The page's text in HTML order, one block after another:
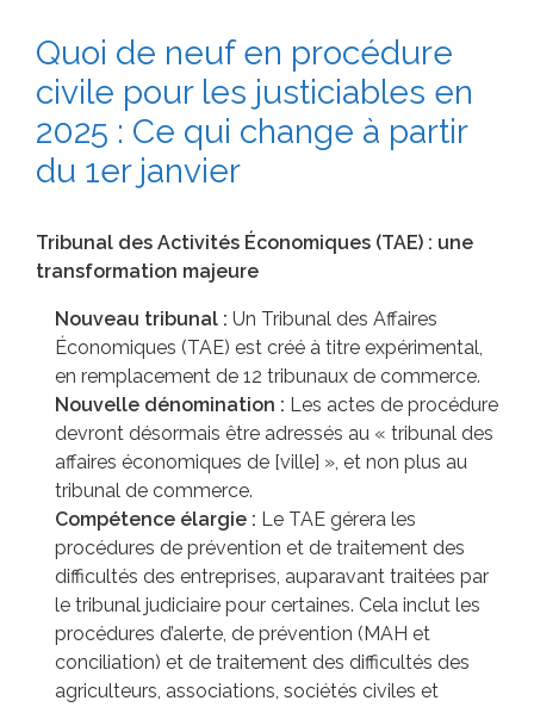
Quoi de neuf en procédure
civile pour les justiciables en
2025 : Ce qui change à partir
du 1er janvier
Tribunal des Activités Économiques (TAE) : une
transformation majeure
Nouveau tribunal : Un Tribunal des Affaires
Économiques (TAE) est créé à titre expérimental,
en remplacement de 12 tribunaux de commerce.
Nouvelle dénomination : Les actes de procédure
devront désormais être adressés au « tribunal des
affaires économiques de [ville] », et non plus au
tribunal de commerce.
Compétence élargie : Le TAE gérera les
procédures de prévention et de traitement des
difficultés des entreprises, auparavant traitées par
le tribunal judiciaire pour certaines. Cela inclut les
procédures d’alerte, de prévention (MAH et
conciliation) et de traitement des difficultés des
agriculteurs, associations, sociétés civiles et